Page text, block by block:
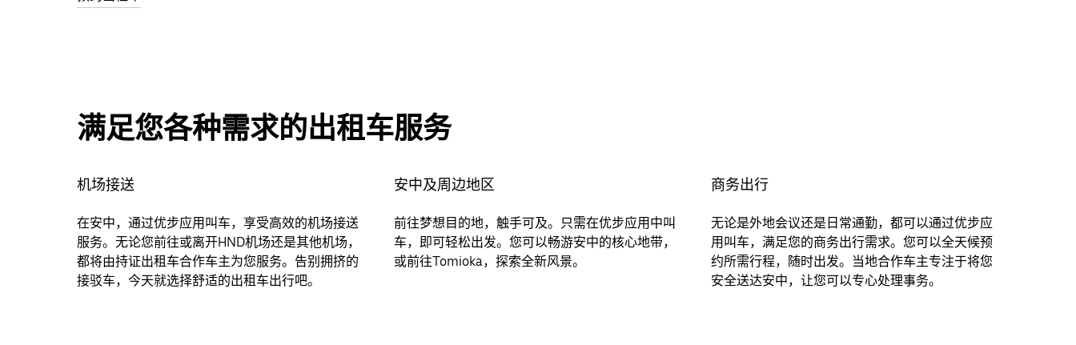
满足您各种需求的出租车服务
机场接送
在安中，通过优步应用叫车，享受高效的机场接送
服务。无论您前往或离开HND机场还是其他机场，
都将由持证出租车合作车主为您服务。告别拥挤的
接驳车，今天就选择舒适的出租车出行吧。
安中及周边地区
前往梦想目的地，触手可及。只需在优步应用中叫
车，即可轻松出发。您可以畅游安中的核心地带，
或前往Tomioka，探索全新风景。
商务出行
无论是外地会议还是日常通勤，都可以通过优步应
用叫车，满足您的商务出行需求。您可以全天候预
约所需行程，随时出发。当地合作车主专注于将您
安全送达安中，让您可以专心处理事务。